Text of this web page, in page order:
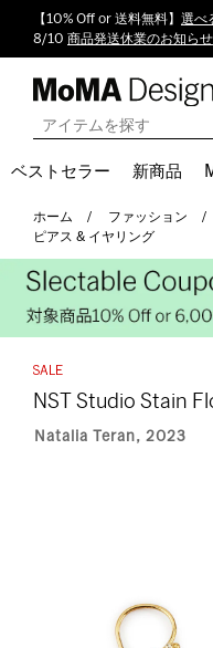
【10% Off or 送料無料】 選べ
8/10 商品発送休業のお知らせ
ベストセラー 新商品
ホーム ファッション
ピアス & イヤリング
NST Studio Stain
Natalia Teran, 2023